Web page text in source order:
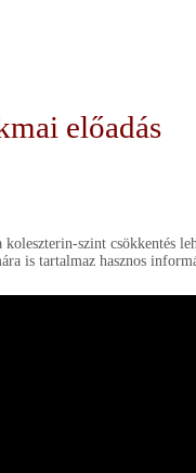
előadás
szint csökkentés
is tartalmaz hasznos